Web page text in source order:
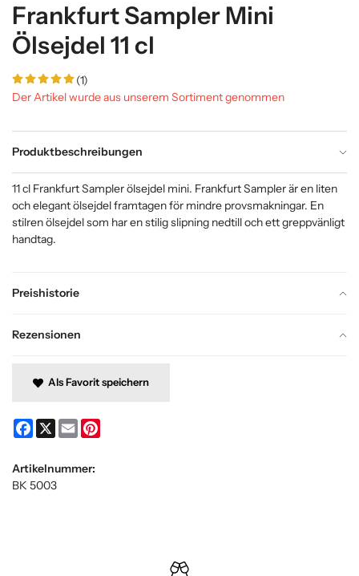
Frankfurt Sampler Mini
Ölsejdel 11 cl
(1)
Der Artikel wurde aus unserem Sortiment genommen
Produktbeschreibungen
Preishistorie
Rezensionen
11 cl Frankfurt Sampler ölsejdel mini. Frankfurt Sampler är en liten
och elegant ölsejdel framtagen för mindre provsmakningar. En
stilren ölsejdel som har en stilig slipning nedtill och ett greppvänligt
handtag.
Als Favorit speichern
Facebook
X Email
Artikelnummer:
BK 5003